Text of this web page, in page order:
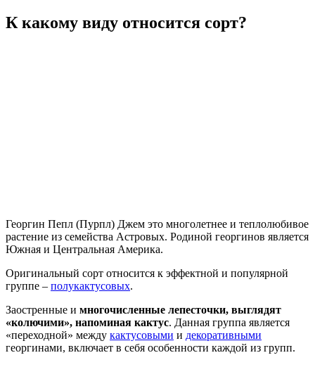
К какому виду относится сорт?
Георгин Пепл (Пурпл) Джем это многолетнее и теплолюбивое
растение из семейства Астровых. Родиной георгинов является
Южная и Центральная Америка.
Оригинальный сорт относится к эффектной и популярной
группе – полукактусовых.
Заостренные и многочисленные лепесточки, выглядят
«колючими», напоминая кактус. Данная группа является
«переходной» между кактусовыми и декоративными
георгинами, включает в себя особенности каждой из групп.